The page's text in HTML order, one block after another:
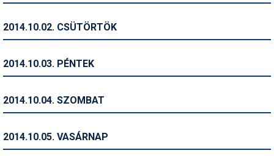
Ingatlan
Kerékpár
2014.10.02. CSÜTÖRTÖK
2014.10.03. PÉNTEK
2014.10.04. SZOMBAT
2014.10.05. VASÁRNAP